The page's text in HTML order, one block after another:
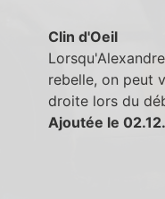
Clin d'Oeil
rebelle, on peut
droite lors du
Ajoutée le